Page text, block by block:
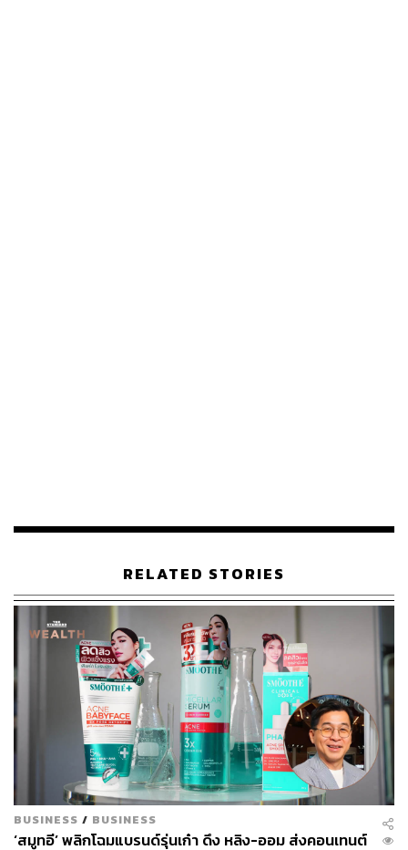
คือโปรแกรม TikTok Affiliate ซึ่งจะทำให้ผู้บริโภคซื้อ
นอกจากนั้น ค่าคอมของ TikTok ที่ต่ำกว่าแพลตฟอร์ม
อื่นๆ (Minimal Commission) จะทำให้แบรนด์หรือร้าน
ค้าออนไลน์มีกำไรเพิ่มขึ้นอีกด้วย
คนไทยชอบรับข่าวสารด้วยวิดีโอมากกว่าการอ่าน และ
TikTok เป็นแพลตฟอร์มวิดีโอที่ได้รับความนิยมมาก
ที่สุดในประเทศไทย
TikTok Live เป็นเครื่องมือที่มีประสิทธิภาพในการกระ
ตุ้นยอดขาย เพราะสามารถเข้าถึงผู้ชมได้อย่างใกล้ชิด
และสร้างความรู้สึกมีส่วนร่วม
ค่าโฆษณาบน TikTok ต่ำกว่าแพลตฟอร์มอื่นๆ เช่น
Facebook ถึง 10 เท่า
TikTok กลายเป็นแพลตฟอร์มที่ได้รับความนิยมในทุก
กลุ่มเป้าหมาย ไม่ได้จำกัดเฉพาะกลุ่ม ยกตัวอย่าง
RELATED STORIES
BUSINESS / BUSINESS
‘สมูทอี’ พลิกโฉมแบรนด์รุ่นเก๋า ดึง หลิง-ออม ส่งคอนเทนต์